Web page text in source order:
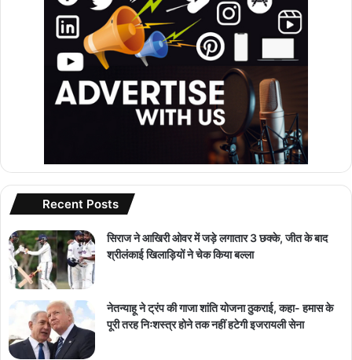
Recent Posts
सिराज ने आखिरी ओवर में जड़े लगातार 3 छक्के, जीत के बाद
श्रीलंकाई खिलाड़ियों ने चेक किया बल्ला
नेतन्याहू ने ट्रंप की गाजा शांति योजना ठुकराई, कहा- हमास के
पूरी तरह निःशस्त्र होने तक नहीं हटेगी इजरायली सेना